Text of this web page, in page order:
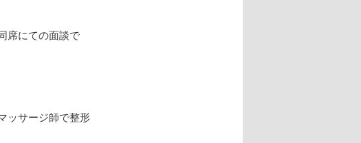
席にての面談で
ッサージ師で整形